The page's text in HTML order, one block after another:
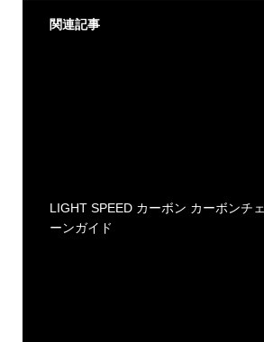
関連記事
LIGHT SPEED カーボン カーボンチェ
ーンガイド